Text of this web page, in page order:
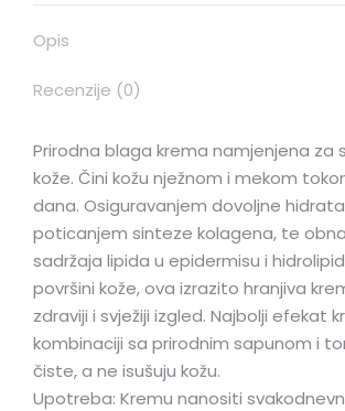
Opis
Recenzije (0)
Prirodna blaga krema namjenjena za
kože. Čini kožu nježnom i mekom
dana. Osiguravanjem dovoljne
poticanjem sinteze kolagena, te
sadržaja lipida u epidermisu i
površini kože, ova izrazito hranjiva
zdraviji i svježiji izgled. Najbolji efekat
kombinaciji sa prirodnim sapunom i
čiste, a ne isušuju kožu.
Upotreba: Kremu nanositi